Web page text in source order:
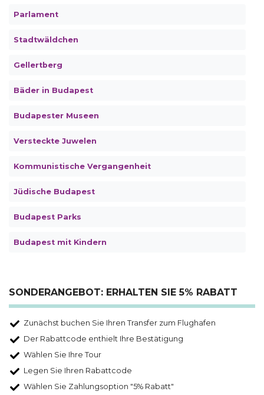
Parlament
Stadtwäldchen
Gellertberg
Bäder in Budapest
Budapester Museen
Versteckte Juwelen
Kommunistische Vergangenheit
Jüdische Budapest
Budapest Parks
Budapest mit Kindern
SONDERANGEBOT: ERHALTEN SIE 5% RABATT
Zunächst buchen Sie Ihren Transfer zum Flughafen
Der Rabattcode enthielt Ihre Bestätigung
Wählen Sie Ihre Tour
Legen Sie Ihren Rabattcode
Wählen Sie Zahlungsoption "5% Rabatt"